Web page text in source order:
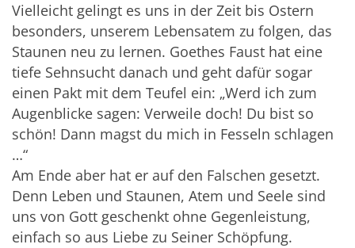
Vielleicht gelingt es uns in der Zeit bis Ostern
besonders, unserem Lebensatem zu folgen, das
Staunen neu zu lernen. Goethes Faust hat eine
tiefe Sehnsucht danach und geht dafür sogar
einen Pakt mit dem Teufel ein: „Werd ich zum
Augenblicke sagen: Verweile doch! Du bist so
schön! Dann magst du mich in Fesseln schlagen
…“
Am Ende aber hat er auf den Falschen gesetzt.
Denn Leben und Staunen, Atem und Seele sind
uns von Gott geschenkt ohne Gegenleistung,
einfach so aus Liebe zu Seiner Schöpfung.